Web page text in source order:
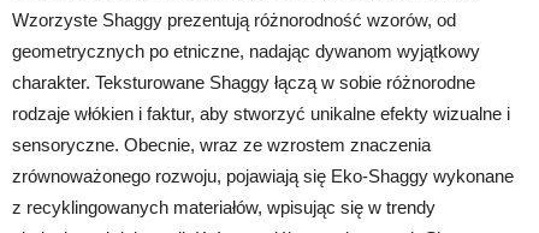
Wzorzyste Shaggy prezentują różnorodność wzorów, od
geometrycznych po etniczne, nadając dywanom wyjątkowy
charakter. Teksturowane Shaggy łączą w sobie różnorodne
rodzaje włókien i faktur, aby stworzyć unikalne efekty wizualne i
sensoryczne. Obecnie, wraz ze wzrostem znaczenia
zrównoważonego rozwoju, pojawiają się Eko-Shaggy wykonane
z recyklingowanych materiałów, wpisując się w trendy